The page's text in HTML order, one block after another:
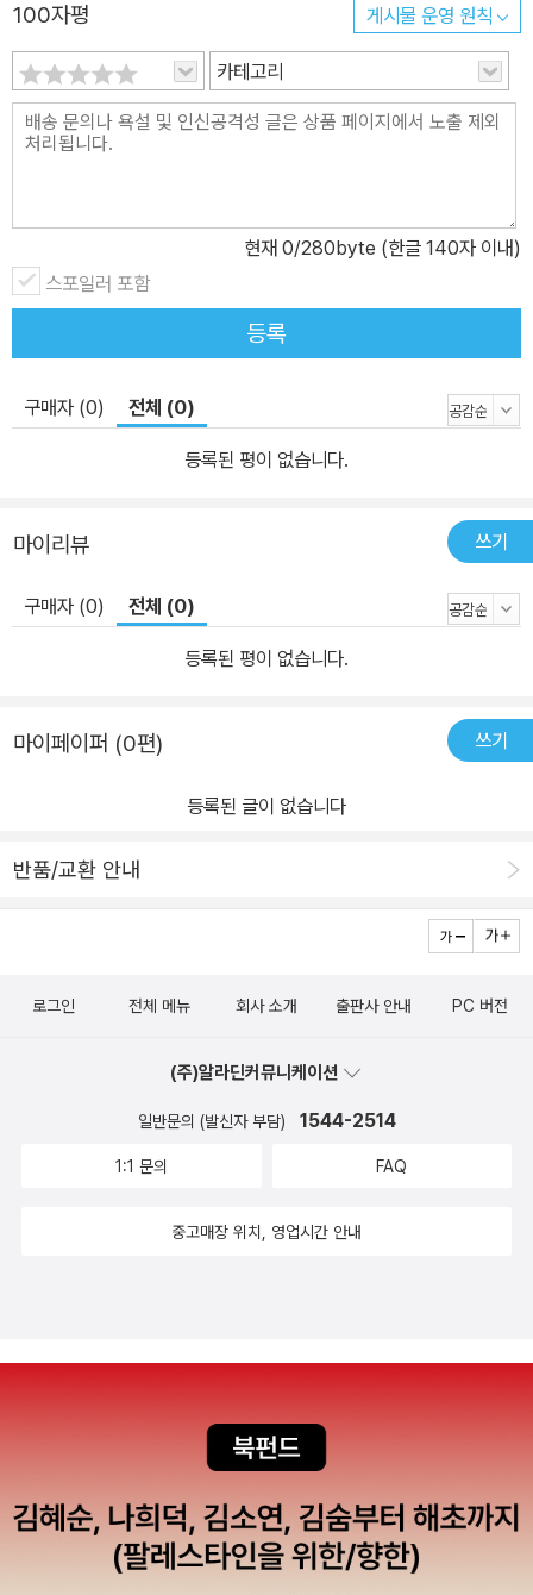
100자평 게시물 운영 원칙
카테고리
현재 0/280byte (한글 140자 이내)
스포일러 포함
등록
구매자 (0) 전체 (0)
등록된 평이 없습니다.
마이리뷰 쓰기
구매자 (0) 전체 (0)
등록된 평이 없습니다.
마이페이퍼 (0편) 쓰기
등록된 글이 없습니다
반품/교환 안내
로그인 전체 메뉴 회사 소개 출판사 안내 PC 버전
(주)알라딘커뮤니케이션
일반문의 (발신자 부담) 1544-2514
1:1 문의 FAQ
중고매장 위치, 영업시간 안내